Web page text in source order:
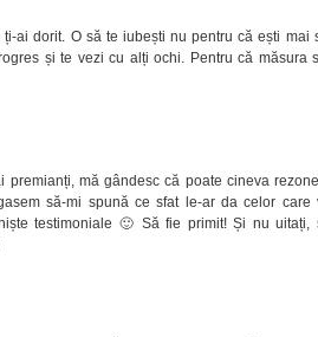
ai dorit. O să te iubești nu pentru că ești mai
și te vezi cu alți ochi. Pentru că măsura
mă gândesc că poate cineva
să-mi spună ce sfat le-ar da celor care
testimoniale 🙂 Să fie primit! Și nu uitați,